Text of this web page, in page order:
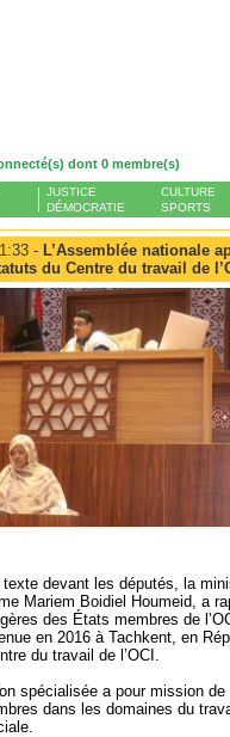
dont 0 membre(s)
JUSTICE
DÉMOCRATIE
CULTURE
SPORTS
- L’Assemblée nationale
du Centre du travail de
texte devant les députés, la
Mariem Boidiel Houmeid, a
des États membres de
en 2016 à Tachkent, en
du travail de l’OCI.
spécialisée a pour mission
dans les domaines du